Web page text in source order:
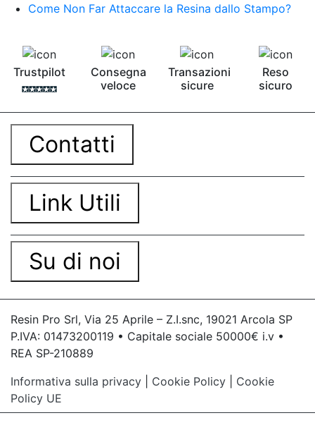
Come Non Far Attaccare la Resina dallo Stampo?
Trustpilot
Consegna
veloce
Transazioni
sicure
Reso
sicuro
Contatti
Link Utili
Su di noi
Resin Pro Srl, Via 25 Aprile – Z.I.snc, 19021 Arcola SP
P.IVA: 01473200119 • Capitale sociale 50000€ i.v •
REA SP-210889
Informativa sulla privacy
Cookie Policy
Cookie
Policy UE